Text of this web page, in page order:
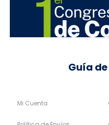
Guía
Mi Cuenta